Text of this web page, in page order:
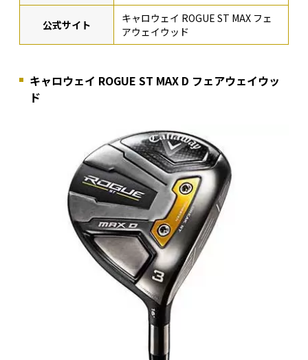
公式サイト
キャロウェイ ROGUE ST MAX フェ
アウェイウッド
キャロウェイ ROGUE ST MAX D フェアウェイウッ
ド